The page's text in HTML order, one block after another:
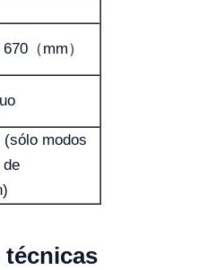
（mm）
modos
de
técnicas